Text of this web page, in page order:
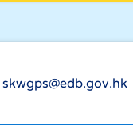
skwgps@edb.gov.hk